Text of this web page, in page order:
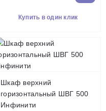
Купить в один клик
Шкаф верхний
горизонтальный ШВГ 500
Инфинити